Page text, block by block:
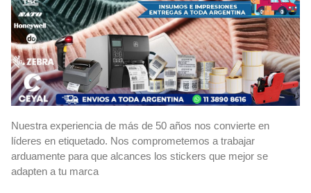
Nuestra experiencia de más de 50 años nos convierte en
líderes en etiquetado. Nos comprometemos a trabajar
arduamente para que alcances los stickers que mejor se
adapten a tu marca